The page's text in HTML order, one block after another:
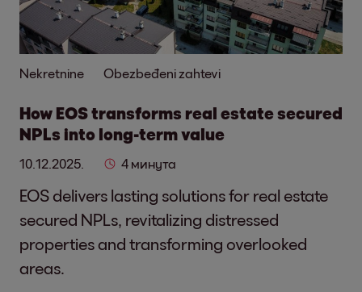
Nekretnine Obezbeđeni zahtevi
How EOS transforms real estate secured
NPLs into long-term value
10.12.2025. 4 минута
EOS delivers lasting solutions for real estate
secured NPLs, revitalizing distressed
properties and transforming overlooked
areas.